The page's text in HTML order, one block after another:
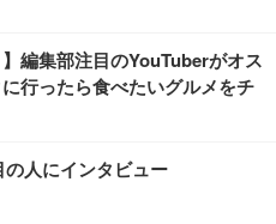
】編集部注目のYouTuberがオス
行ったら食べたいグルメをチ
の人にインタビュー